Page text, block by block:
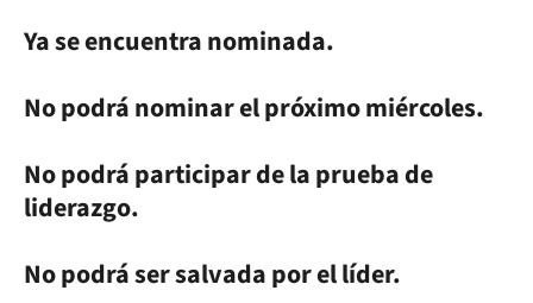
Ya se encuentra nominada.
No podrá nominar el próximo miércoles.
No podrá participar de la prueba de
liderazgo.
No podrá ser salvada por el líder.